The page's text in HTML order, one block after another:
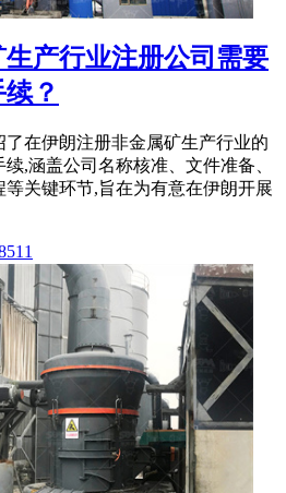
产行业注册公司需要
？
在伊朗注册非金属矿生产行业的
,涵盖公司名称核准、文件准备、
关键环节,旨在为有意在伊朗开展